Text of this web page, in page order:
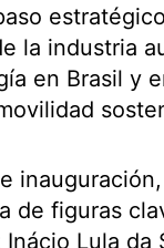
la industria
en Brasil y
de figuras
Lula da